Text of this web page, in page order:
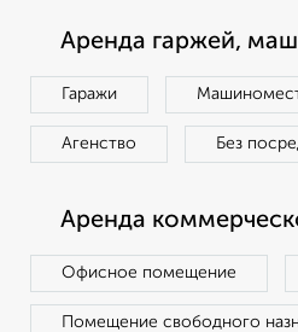
Аренда гаржей,
Гаражи
Агенство Без
Аренда
Офисное помещение
Помещение свободного